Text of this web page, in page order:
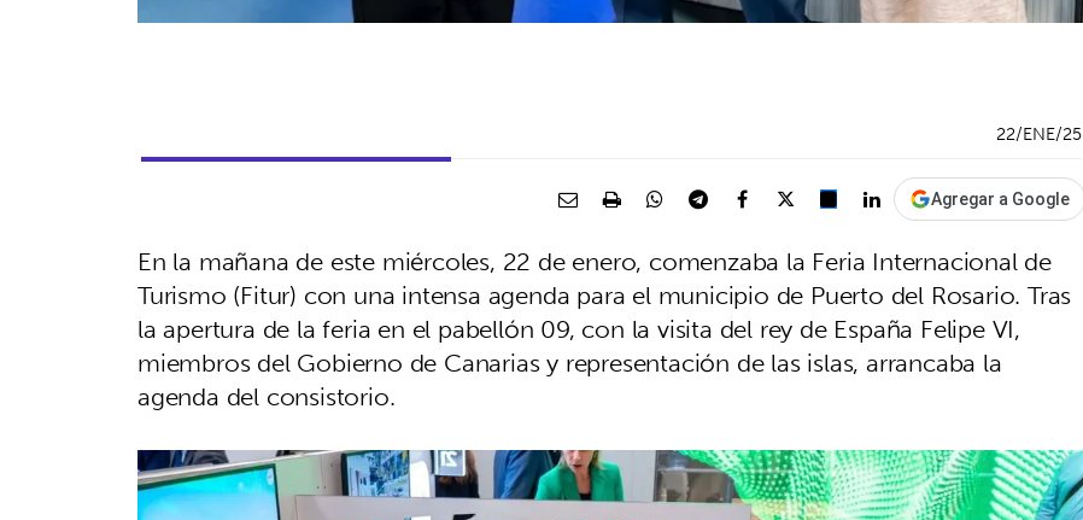
22/ENE/25
Agregar a Google
En la mañana de este miércoles, 22 de enero, comenzaba la Feria Internacional de
Turismo (Fitur) con una intensa agenda para el municipio de Puerto del Rosario. Tras
la apertura de la feria en el pabellón 09, con la visita del rey de España Felipe VI,
miembros del Gobierno de Canarias y representación de las islas, arrancaba la
agenda del consistorio.